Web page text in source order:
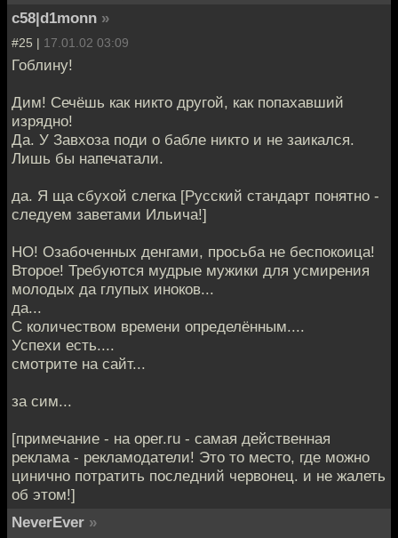
c58|d1monn »
#25 | 17.01.02 03:09
Гоблину!
Дим! Сечёшь как никто другой, как попахавший
изрядно!
Да. У Завхоза поди о бабле никто и не заикался.
Лишь бы напечатали.
да. Я ща сбухой слегка [Русский стандарт понятно -
следуем заветами Ильича!]
НО! Озабоченных денгами, просьба не беспокоица!
Второе! Требуются мудрые мужики для усмирения
молодых да глупых иноков...
да...
С количеством времени определённым....
Успехи есть....
смотрите на сайт...
за сим...
[примечание - на oper.ru - самая действенная
реклама - рекламодатели! Это то место, где можно
цинично потратить последний червонец. и не жалеть
об этом!]
NeverEver »